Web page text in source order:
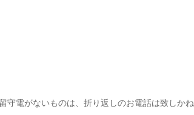
守電がないものは、折り返しのお電話は致しかね